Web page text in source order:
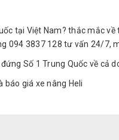
tại Việt Nam? thắc mắc
3837 128 tư vấn 24/7,
Số 1 Trung Quốc về cả
báo giá xe nâng Heli